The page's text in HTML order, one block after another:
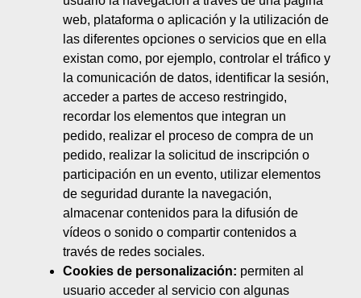
web, plataforma o aplicación y la utilización de
las diferentes opciones o servicios que en ella
existan como, por ejemplo, controlar el tráfico y
la comunicación de datos, identificar la sesión,
acceder a partes de acceso restringido,
recordar los elementos que integran un
pedido, realizar el proceso de compra de un
pedido, realizar la solicitud de inscripción o
participación en un evento, utilizar elementos
de seguridad durante la navegación,
almacenar contenidos para la difusión de
vídeos o sonido o compartir contenidos a
través de redes sociales.
Cookies de personalización: permiten al
usuario acceder al servicio con algunas